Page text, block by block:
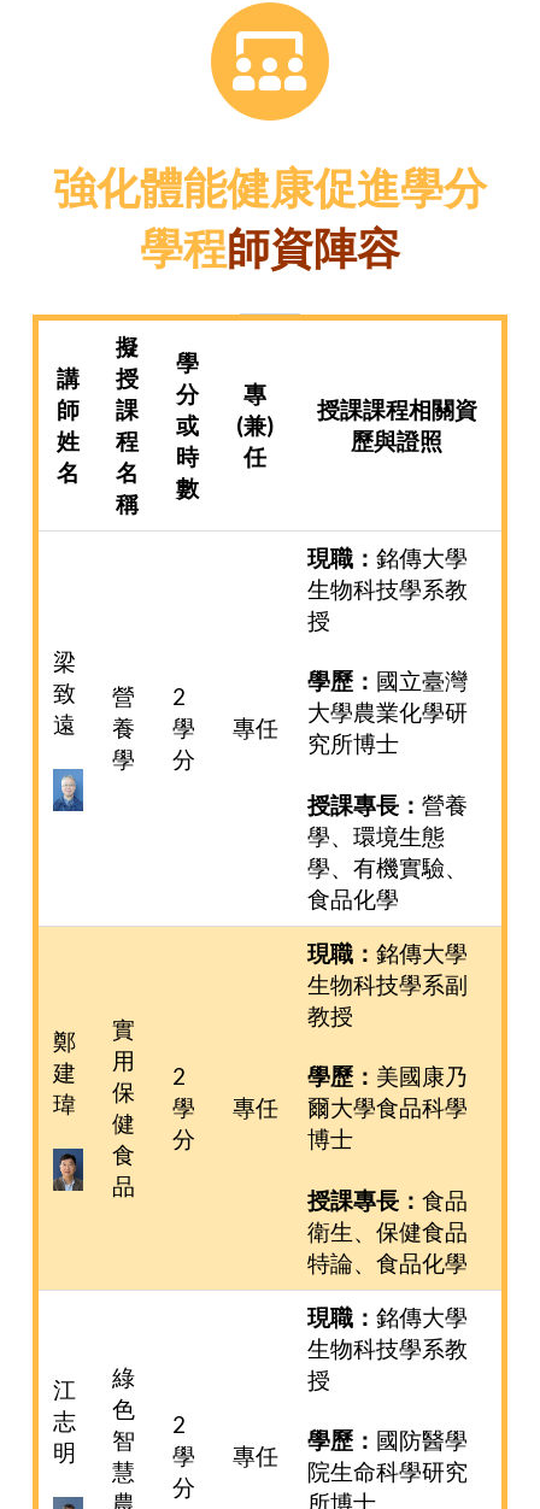
強化體能健康促進學分
學程師資陣容
講
師
姓
名
擬
授
課
程
名
稱
學
分
或
時
數
專
(兼)
任
授課課程相關資
歷與證照
梁
致
遠
營
養
學
2
學
分
專任
現職： 銘傳大學
生物科技學系教
授
學歷： 國立臺灣
大學農業化學研
究所博士
授課專長： 營養
學、環境生態
學、有機實驗、
食品化學
鄭
建
瑋
實
用
保
健
食
品
2
學
分
專任
現職： 銘傳大學
生物科技學系副
教授
學歷： 美國康乃
爾大學食品科學
博士
授課專長： 食品
衛生、保健食品
特論、食品化學
江
志
明
綠
色
智
慧
農
2
學
分
專任
現職： 銘傳大學
生物科技學系教
授
學歷： 國防醫學
院生命科學研究
所博士